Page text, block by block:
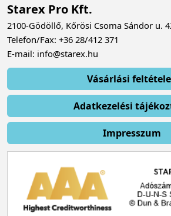
Starex Pro Kft.
2100-Gödöllő, Kőrösi Csoma Sándor u.
Telefon/Fax: +36 28/412 371
E-mail: info@starex.hu
Vásárlási
Adatkezelési
Impresszum